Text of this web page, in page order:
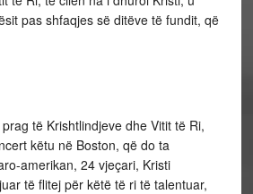
pas shfaqjes së ditëve të fundit, që
të Krishtlindjeve dhe Vitit të Ri,
këtu në Boston, që do ta
amerikan, 24 vjeçari, Kristi
të flitej për këtë të ri të talentuar,